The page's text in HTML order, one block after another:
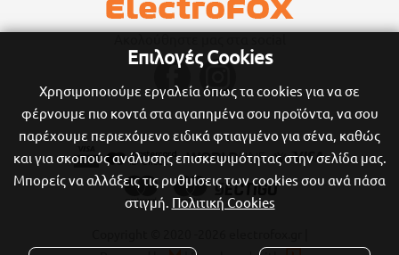
Επιλογές Cookies
Χρησιμοποιούμε εργαλεία όπως τα cookies για να σε
φέρνουμε πιο κοντά στα αγαπημένα σου προϊόντα, να σου
παρέχουμε περιεχόμενο ειδικά φτιαγμένο για σένα, καθώς
και για σκοπούς ανάλυσης επισκεψιμότητας στην σελίδα μας.
Μπορείς να αλλάξεις τις ρυθμίσεις των cookies σου ανά πάσα
στιγμή. Πολιτική Cookies